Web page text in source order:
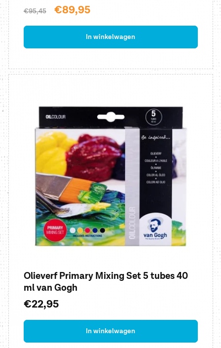
Normale
prijs
€95,45 Aanbiedingsprijs
€89,95
In winkelwagen
Olieverf Primary Mixing Set 5 tubes 40
ml van Gogh
Normale
prijs
€22,95
In winkelwagen